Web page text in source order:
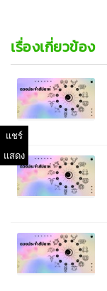
เรื่องเกี่ยวข้อง
แชร์
แสดง